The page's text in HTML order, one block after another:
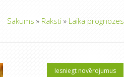
Sākums » Raksti » Laika prognozes
Iesniegt novērojumus